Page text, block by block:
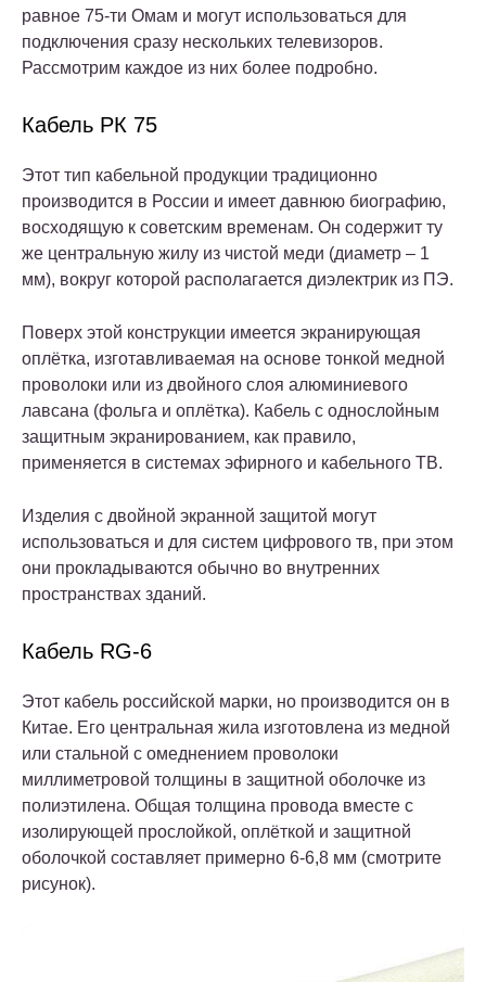
равное 75-ти Омам и могут использоваться для
подключения сразу нескольких телевизоров.
Рассмотрим каждое из них более подробно.
Кабель РК 75
Этот тип кабельной продукции традиционно
производится в России и имеет давнюю биографию,
восходящую к советским временам. Он содержит ту
же центральную жилу из чистой меди (диаметр – 1
мм), вокруг которой располагается диэлектрик из ПЭ.
Поверх этой конструкции имеется экранирующая
оплётка, изготавливаемая на основе тонкой медной
проволоки или из двойного слоя алюминиевого
лавсана (фольга и оплётка). Кабель с однослойным
защитным экранированием, как правило,
применяется в системах эфирного и кабельного ТВ.
Изделия с двойной экранной защитой могут
использоваться и для систем цифрового тв, при этом
они прокладываются обычно во внутренних
пространствах зданий.
Кабель RG-6
Этот кабель российской марки, но производится он в
Китае. Его центральная жила изготовлена из медной
или стальной с омеднением проволоки
миллиметровой толщины в защитной оболочке из
полиэтилена. Общая толщина провода вместе с
изолирующей прослойкой, оплёткой и защитной
оболочкой составляет примерно 6-6,8 мм (смотрите
рисунок).